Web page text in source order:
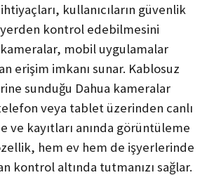
kullanıcıların güvenlik
yerden kontrol edebilmesini
mobil uygulamalar
erişim imkanı sunar. Kablosuz
sunduğu Dahua kameralar
veya tablet üzerinden canlı
ve kayıtları anında görüntüleme
hem ev hem de işyerlerinde
kontrol altında tutmanızı sağlar.